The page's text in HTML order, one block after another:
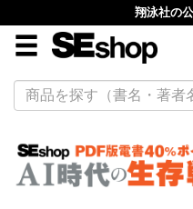
翔泳社の